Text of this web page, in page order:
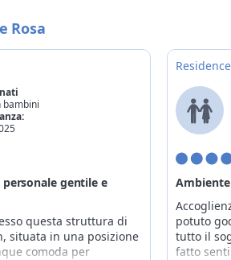
Rosa
bambini
gentile e
questa struttura di
situata in una posizione
comoda per
potuto
tutto il
fatto